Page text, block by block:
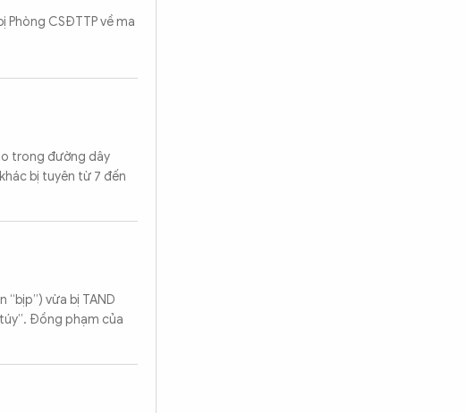
Phòng CSĐTTP về ma
trong đường dây
bị tuyên từ 7 đến
vừa bị TAND
Đồng phạm của